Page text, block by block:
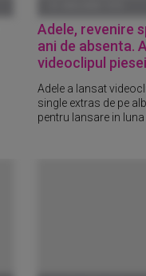
Adele, revenire
ani de absenta.
videoclipul
Adele a lansat
single extras de pe
pentru lansare in